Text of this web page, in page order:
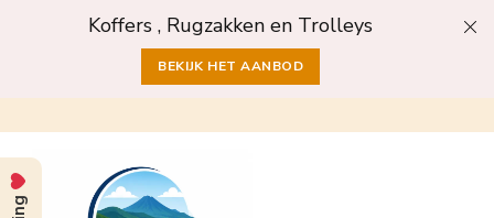
Koffers , Rugzakken en Trolleys
BEKIJK HET AANBOD